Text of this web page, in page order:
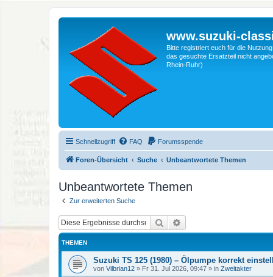
www.suzuki-
Bitte registriert euch für die
das gesuchte Ersatzteil nicht
Rhein-Ruhr)
Schnellzugriff FAQ Forumsspende
Foren-Übersicht Suche Unbeantwortete Themen
Unbeantwortete Themen
Zur erweiterten Suche
Suche
THEMEN
Suzuki TS 125 (1980) – Ölpumpe korrekt
von Vilbrian12 » Fr 31. Jul 2026, 09:47 » in Zweitakter